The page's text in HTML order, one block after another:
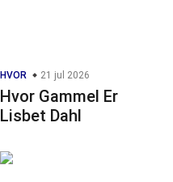
HVOR 21 jul 2026
Hvor Gammel Er
Lisbet Dahl